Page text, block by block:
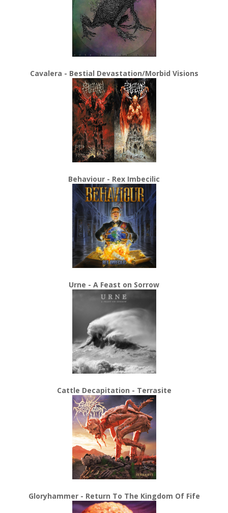
Cavalera - Bestial Devastation/Morbid Visions
Behaviour - Rex Imbecilic
Urne - A Feast on Sorrow
Cattle Decapitation - Terrasite
Gloryhammer - Return To The Kingdom Of Fife